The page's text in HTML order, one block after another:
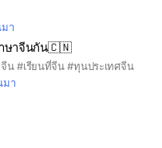
า
าษาจีนกัน🇨🇳
น #เรียนที่จีน #ทุนประเทศจีน
มา